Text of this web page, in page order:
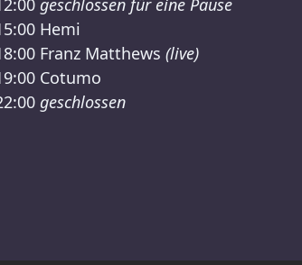
geschlossen für eine Pause
Hemi
Franz Matthews (live)
Cotumo
geschlossen